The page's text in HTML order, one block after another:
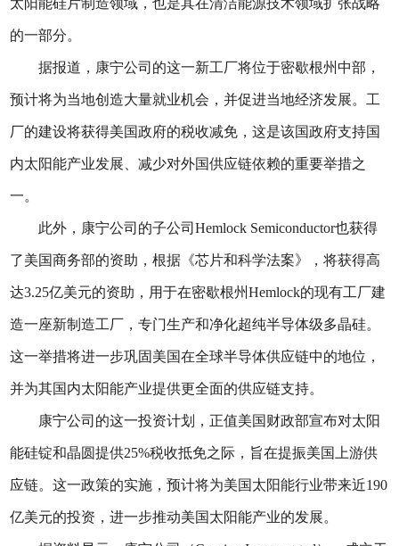
太阳能硅片制造领域，也是其在清洁能源技术领域扩张战略
的一部分。
据报道，康宁公司的这一新工厂将位于密歇根州中部，
预计将为当地创造大量就业机会，并促进当地经济发展。工
厂的建设将获得美国政府的税收减免，这是该国政府支持国
内太阳能产业发展、减少对外国供应链依赖的重要举措之
一。
此外，康宁公司的子公司Hemlock Semiconductor也获得
了美国商务部的资助，根据《芯片和科学法案》，将获得高
达3.25亿美元的资助，用于在密歇根州Hemlock的现有工厂建
造一座新制造工厂，专门生产和净化超纯半导体级多晶硅。
这一举措将进一步巩固美国在全球半导体供应链中的地位，
并为其国内太阳能产业提供更全面的供应链支持。
康宁公司的这一投资计划，正值美国财政部宣布对太阳
能硅锭和晶圆提供25%税收抵免之际，旨在提振美国上游供
应链。这一政策的实施，预计将为美国太阳能行业带来近190
亿美元的投资，进一步推动美国太阳能产业的发展。